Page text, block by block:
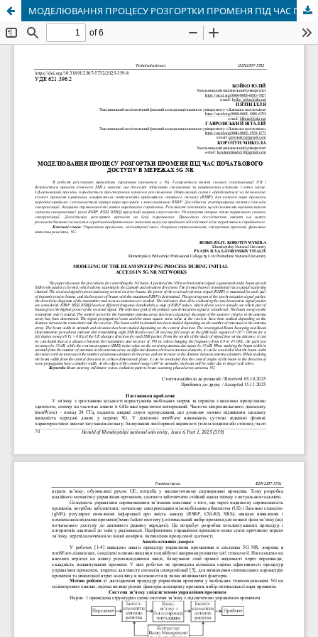
МОДЕЛЮВАННЯ ПРОЦЕСУ РОЗГОРТКИ ПРОМЕНЯ ПІД ЧАС ПОЧАТКОВОГО ДОСТУПУ В МЕРЕЖАХ 5G NR